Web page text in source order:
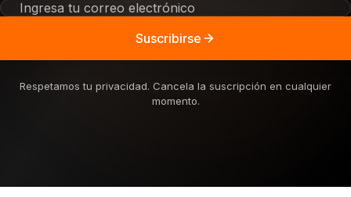
Suscribirse
Respetamos tu privacidad. Cancela la suscripción en cualquier
momento.